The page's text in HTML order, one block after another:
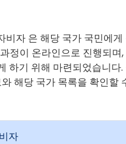
비자 은 해당 국가 국민에
정이 온라인으로 진행되며
하기 위해 마련되었습니다
해당 국가 목록을 확인할
자